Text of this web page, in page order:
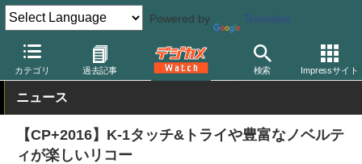
Powered by Translate
カテゴリ 過去記事 検索 Impressサイト
デジカメ Watch イベント CP+ 2016
ニュース
【CP+2016】K-1タッチ&トライや豊富なノベルテ
ィが楽しいリコー